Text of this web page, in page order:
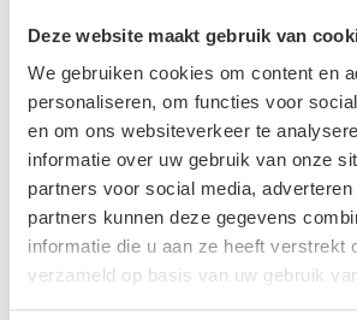
Deze website maakt gebruik van
We gebruiken cookies om content en
personaliseren, om functies voor
en om ons websiteverkeer te
informatie over uw gebruik van onze
partners voor social media,
partners kunnen deze gegevens
informatie die u aan ze heeft verstrekt
verzameld op basis van uw gebruik
0 beoordelingen
Op +- 18 km afstand
Damen Autosloperij
Hellasstraat 14
5047SK Tilburg
7beoordelingen